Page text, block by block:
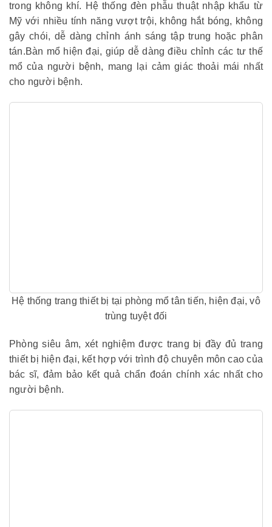
trong không khí. Hệ thống đèn phẫu thuật nhập khẩu từ
Mỹ với nhiều tính năng vượt trội, không hắt bóng, không
gây chói, dễ dàng chỉnh ánh sáng tập trung hoặc phân
tán.Bàn mổ hiện đại, giúp dễ dàng điều chỉnh các tư thế
mổ của người bệnh, mang lại cảm giác thoải mái nhất
cho người bệnh.
Hệ thống trang thiết bị tại phòng mổ tân tiến, hiện đại, vô
trùng tuyệt đối
Phòng siêu âm, xét nghiệm được trang bị đầy đủ trang
thiết bị hiện đại, kết hợp với trình độ chuyên môn cao của
bác sĩ, đảm bảo kết quả chẩn đoán chính xác nhất cho
người bệnh.